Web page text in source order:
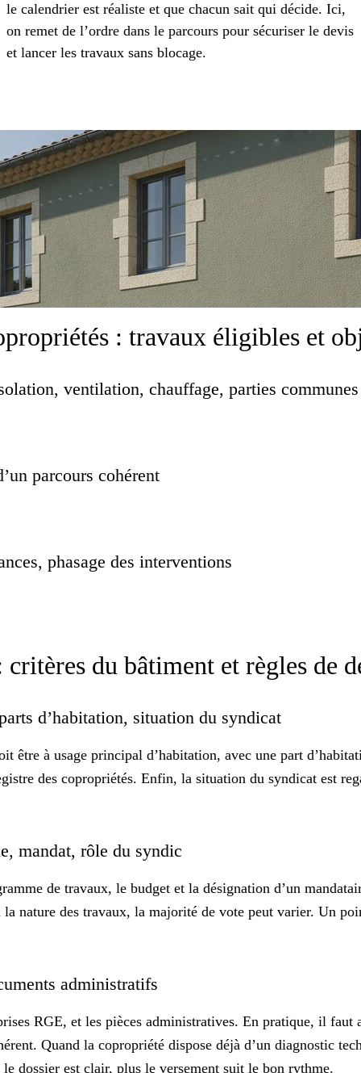
le calendrier est réaliste et que chacun sait qui décide. Ici,
on remet de l’ordre dans le parcours pour sécuriser le devis
et lancer les travaux sans blocage.
: travaux éligibles et
ventilation, chauffage, parties
parcours cohérent
phasage des interventions
du bâtiment et règles de
d’habitation, situation du syndicat
être à usage principal d’habitation, avec une part
des copropriétés. Enfin, la situation du syndicat est
mandat, rôle du syndic
de travaux, le budget et la désignation d’un
nature des travaux, la majorité de vote peut varier. Un
administratifs
RGE, et les pièces administratives. En pratique, il
Quand la copropriété dispose déjà d’un diagnostic
dossier est clair, plus le versement suit le bon rythme.